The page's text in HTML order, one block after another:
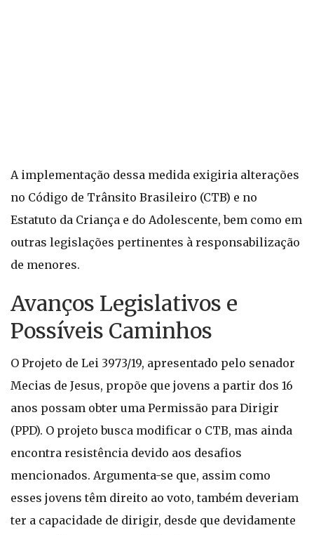
A implementação dessa medida exigiria alterações
no Código de Trânsito Brasileiro (CTB) e no
Estatuto da Criança e do Adolescente, bem como em
outras legislações pertinentes à responsabilização
de menores.
Avanços Legislativos e
Possíveis Caminhos
O Projeto de Lei 3973/19, apresentado pelo senador
Mecias de Jesus, propõe que jovens a partir dos 16
anos possam obter uma Permissão para Dirigir
(PPD). O projeto busca modificar o CTB, mas ainda
encontra resistência devido aos desafios
mencionados. Argumenta-se que, assim como
esses jovens têm direito ao voto, também deveriam
ter a capacidade de dirigir, desde que devidamente